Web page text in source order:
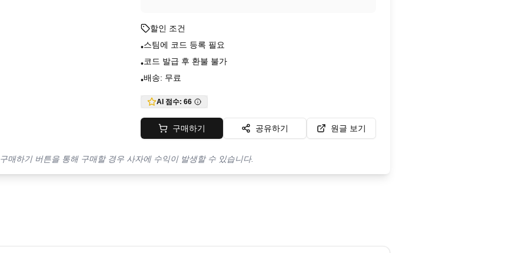
할인 조건
•스팀에 코드 등록 필요
•코드 발급 후 환불 불가
•배송: 무료
AI 점수: 66
구매하기 공유하기 원글 보기
구매하기 버튼을 통해 구매할 경우 사자에 수익이 발생할 수 있습니다.